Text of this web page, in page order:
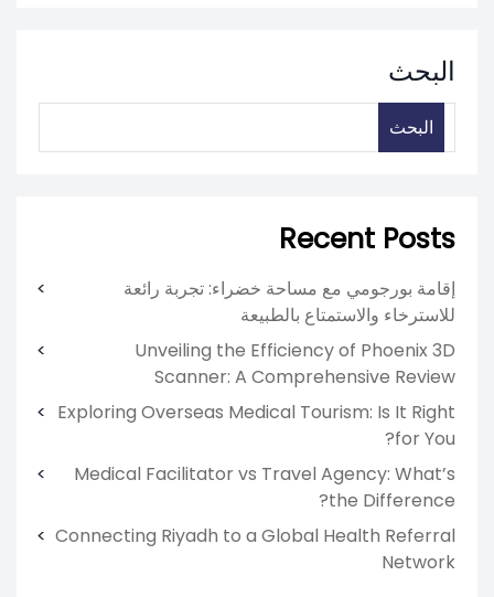
البحث
البحث
Recent Posts
إقامة بورجومي مع مساحة خضراء: تجربة رائعة
للاسترخاء والاستمتاع بالطبيعة
Unveiling the Efficiency of Phoenix 3D
Scanner: A Comprehensive Review
Exploring Overseas Medical Tourism: Is It Right
for You?
Medical Facilitator vs Travel Agency: What’s
the Difference?
Connecting Riyadh to a Global Health Referral
Network